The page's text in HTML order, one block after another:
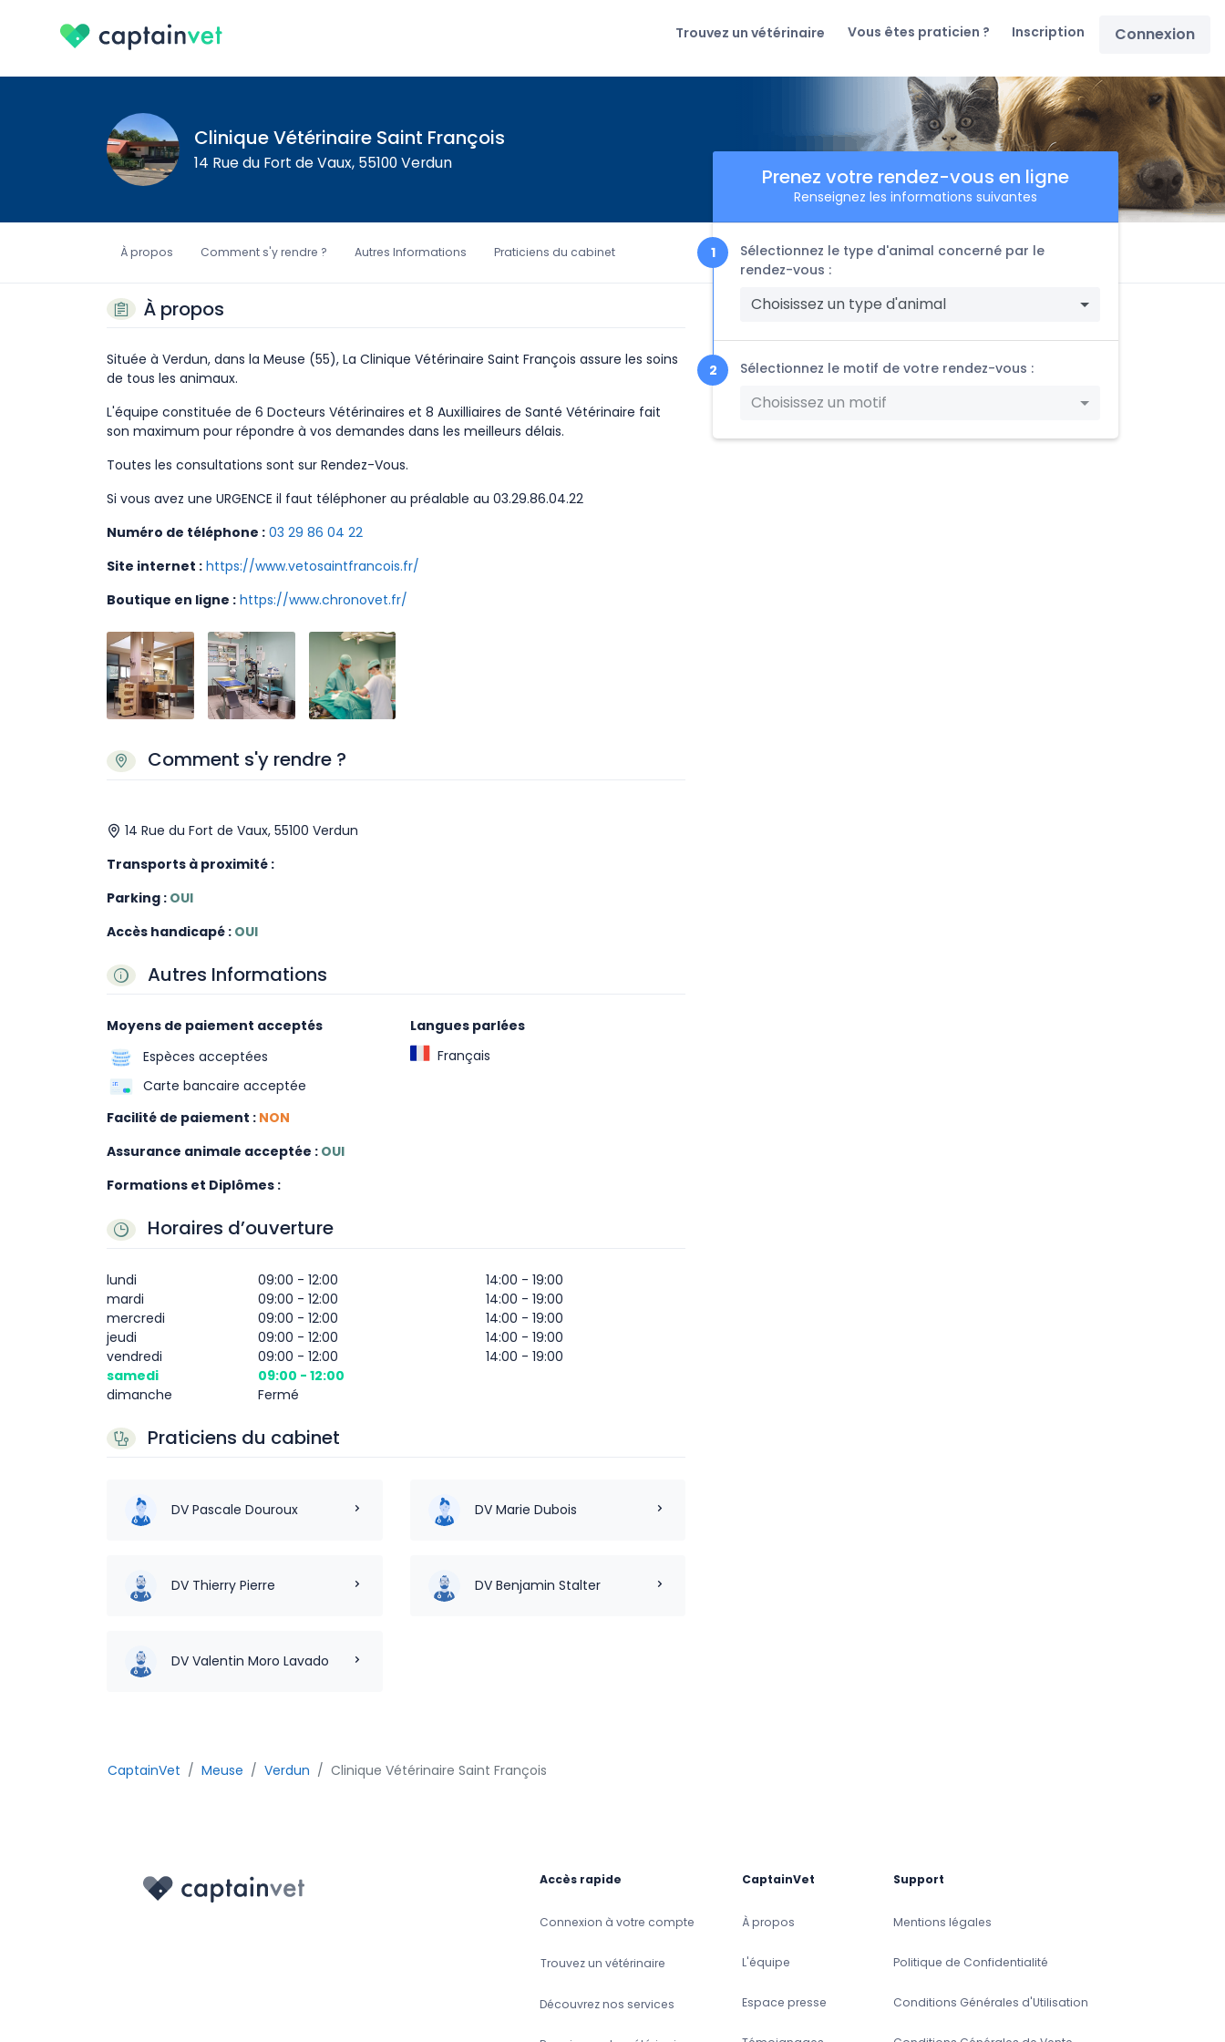
Trouvez un vétérinaire Vous êtes praticien ? Inscription Connexion
Clinique Vétérinaire Saint François
14 Rue du Fort de Vaux, 55100 Verdun
À propos Comment s'y rendre ? Autres Informations Praticiens du cabinet
À propos
Située à Verdun, dans la Meuse (55), La Clinique Vétérinaire Saint François assure les soins
de tous les animaux.
L'équipe constituée de 6 Docteurs Vétérinaires et 8 Auxilliaires de Santé Vétérinaire fait
son maximum pour répondre à vos demandes dans les meilleurs délais.
Toutes les consultations sont sur Rendez-Vous.
Si vous avez une URGENCE il faut téléphoner au préalable au 03.29.86.04.22
Numéro de téléphone : 03 29 86 04 22
Site internet : https://www.vetosaintfrancois.fr/
Boutique en ligne : https://www.chronovet.fr/
Comment s'y rendre ?
14 Rue du Fort de Vaux, 55100 Verdun
Transports à proximité :
Parking : OUI
Accès handicapé : OUI
Autres Informations
Moyens de paiement acceptés
Espèces acceptées
Carte bancaire acceptée
Langues parlées
Français
Facilité de paiement : NON
Assurance animale acceptée : OUI
Formations et Diplômes :
Horaires d’ouverture
lundi 09:00 - 12:00
14:00 - 19:00
mardi
09:00 - 12:00
14:00 - 19:00
mercredi
09:00 - 12:00
14:00 - 19:00
jeudi
09:00 - 12:00
14:00 - 19:00
vendredi
09:00 - 12:00
14:00 - 19:00
samedi
09:00 - 12:00
dimanche
Fermé
Praticiens du cabinet
DV Pascale Douroux DV Marie Dubois
DV Thierry Pierre DV Benjamin Stalter
DV Valentin Moro Lavado
Prenez votre rendez-vous en ligne
Renseignez les informations suivantes
Sélectionnez le type d'animal concerné par le
rendez-vous :
Choisissez un type d'animal
Sélectionnez le motif de votre rendez-vous :
Choisissez un motif
CaptainVet Meuse Verdun Clinique Vétérinaire Saint François
Accès rapide
Connexion à votre compte
Trouvez un vétérinaire
Découvrez nos services
CaptainVet
À propos
L'équipe
Espace presse
Support
Mentions légales
Politique de Confidentialité
Conditions Générales d'Utilisation